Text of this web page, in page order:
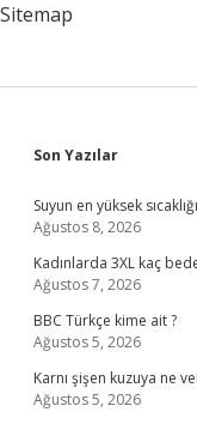
Sitemap
Sidebar
Son Yazılar
Suyun en yüksek
Ağustos 8, 2026
Kadınlarda 3XL kaç
Ağustos 7, 2026
BBC Türkçe kime ait ?
Ağustos 5, 2026
Karnı şişen kuzuya ne
Ağustos 5, 2026